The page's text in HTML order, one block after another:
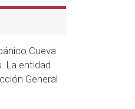
Cueva
La entidad
General